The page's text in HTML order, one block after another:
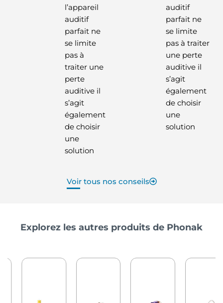
l’appareil
auditif
parfait ne
se limite
pas à
traiter une
perte
auditive il
s’agit
également
de choisir
une
solution
auditif
parfait ne
se limite
pas à traiter
une perte
auditive il
s’agit
également
de choisir
une
solution
Voir tous nos conseils
Explorez les autres produits de Phonak